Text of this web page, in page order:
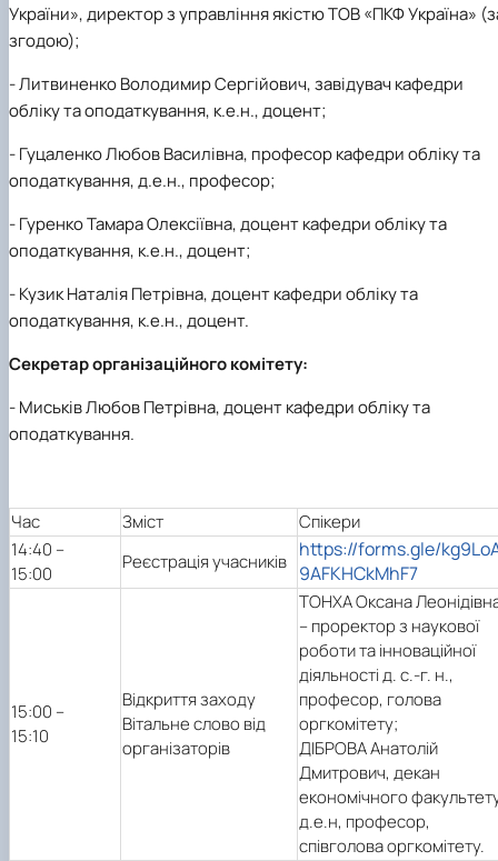
України», директор з управління якістю ТОВ «ПКФ Україна»
згодою);
-Литвиненко Володимир Сергійович, завідувач кафедри
обліку та оподаткування, к.е.н., доцент;
-Гуцаленко Любов Василівна, професор кафедри обліку та
оподаткування, д.е.н., професор;
-Гуренко Тамара Олексіївна, доцент кафедри обліку та
оподаткування, к.е.н., доцент;
-Кузик Наталія Петрівна, доцент кафедри обліку та
оподаткування, к.е.н., доцент.
Секретар організаційного комітету:
-Миськів Любов Петрівна, доцент кафедри обліку та
оподаткування.
Час Зміст
Спікери
14:40 –
15:00
Реєстрація учасників
https://forms.gle/
9AFKHCkMhF7
15:00 –
15:10
Відкриття заходу
Вітальне слово від
організаторів
ТОНХА Оксана
– проректор з наукової
роботи та інноваційної
діяльності д. с.-г. н.,
професор, голова
оргкомітету;
ДІБРОВА Анатолій
Дмитрович, декан
економічного
д.е.н, професор,
співголова оргкомітету.